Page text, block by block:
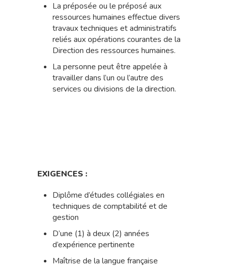
La préposée ou le préposé aux
ressources humaines effectue divers
travaux techniques et administratifs
reliés aux opérations courantes de la
Direction des ressources humaines.
La personne peut être appelée à
travailler dans l’un ou l’autre des
services ou divisions de la direction.
EXIGENCES :
Diplôme d’études collégiales en
techniques de comptabilité et de
gestion
D’une (1) à deux (2) années
d’expérience pertinente
Maîtrise de la langue française